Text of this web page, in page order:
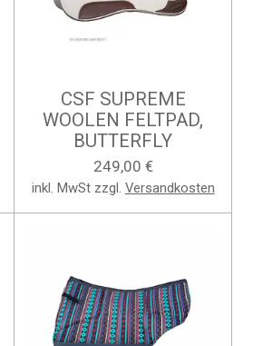
CSF SUPREME
WOOLEN FELTPAD,
BUTTERFLY
249,00 €
inkl. MwSt zzgl. Versandkosten